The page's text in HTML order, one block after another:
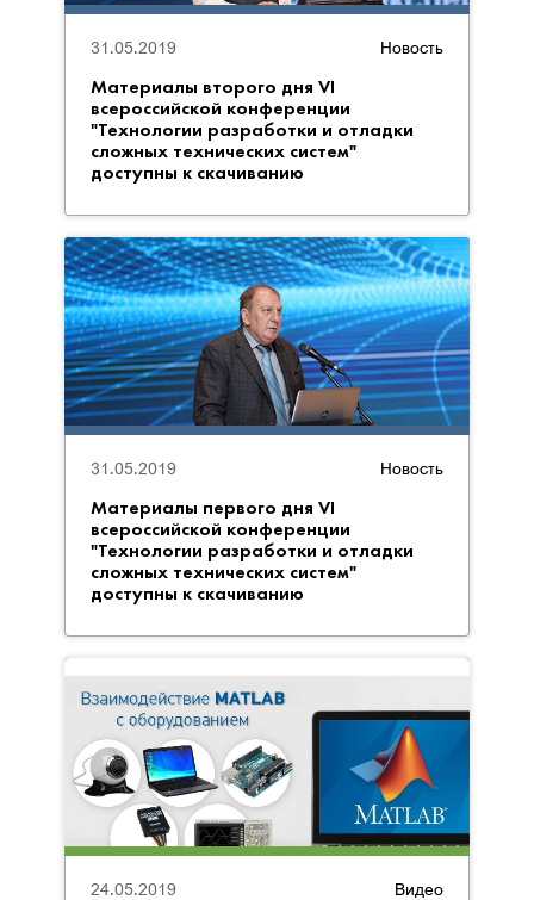
Новость
Материалы второго дня VI
всероссийской конференции
"Технологии разработки и отладки
сложных технических систем"
доступны к скачиванию
31.05.2019
Новость
Материалы первого дня VI
всероссийской конференции
"Технологии разработки и отладки
сложных технических систем"
доступны к скачиванию
31.05.2019
Видео
24.05.2019